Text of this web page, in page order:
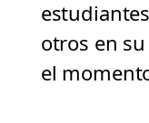
otros en
el